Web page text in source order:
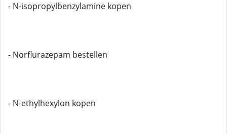
- N-isopropylbenzylamine kopen
- Norflurazepam bestellen
- N-ethylhexylon kopen